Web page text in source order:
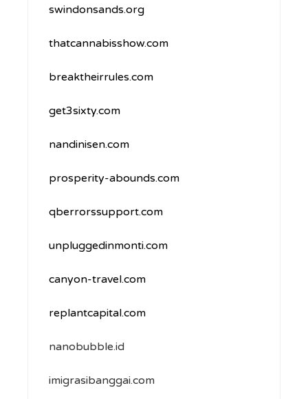
swindonsands.org
thatcannabisshow.com
breaktheirrules.com
get3sixty.com
nandinisen.com
prosperity-abounds.com
qberrorssupport.com
unpluggedinmonti.com
canyon-travel.com
replantcapital.com
nanobubble.id
imigrasibanggai.com